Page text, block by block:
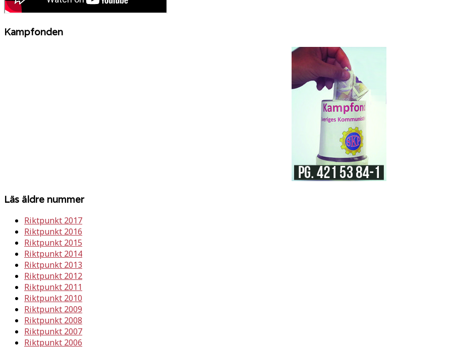
Kampfonden
Läs äldre nummer
Riktpunkt 2017
Riktpunkt 2016
Riktpunkt 2015
Riktpunkt 2014
Riktpunkt 2013
Riktpunkt 2012
Riktpunkt 2011
Riktpunkt 2010
Riktpunkt 2009
Riktpunkt 2008
Riktpunkt 2007
Riktpunkt 2006